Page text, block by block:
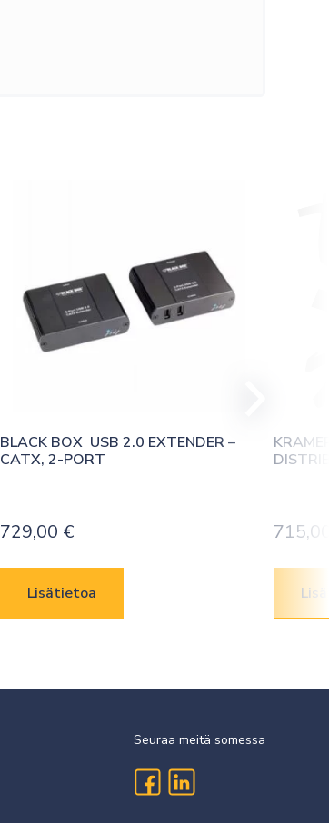
BLACK BOX  USB 2.0 EXTENDER –
CATX, 2-PORT
729,00 €
Lisätietoa
Seuraa meitä somessa